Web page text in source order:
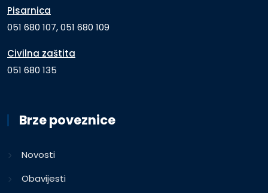
Pisarnica
051 680 107, 051 680 109
Civilna zaštita
051 680 135
Brze poveznice
Novosti
Obavijesti